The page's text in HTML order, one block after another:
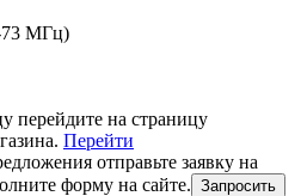
МГц)
перейдите на страницу
Перейти
отправьте заявку на
форму на сайте. Запросить